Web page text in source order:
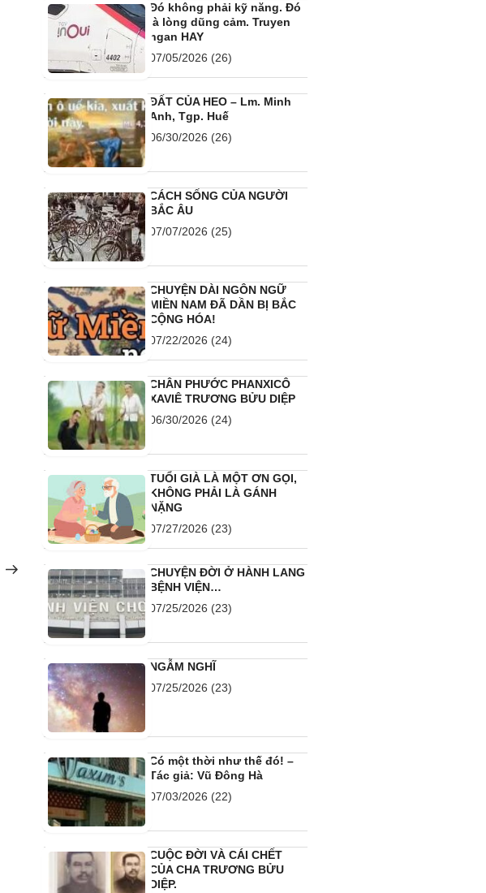
Đó không phải kỹ năng. Đó
là lòng dũng cảm. Truyen
ngan HAY
07/05/2026 (26)
ĐẤT CỦA HEO – Lm. Minh
Anh, Tgp. Huế
06/30/2026 (26)
CÁCH SỐNG CỦA NGƯỜI
BẮC ÂU
07/07/2026 (25)
CHUYỆN DÀI NGÔN NGỮ
MIỀN NAM ĐÃ DẦN BỊ BẮC
CỘNG HÓA!
07/22/2026 (24)
CHÂN PHƯỚC PHANXICÔ
XAVIÊ TRƯƠNG BỬU DIỆP
06/30/2026 (24)
TUỔI GIÀ LÀ MỘT ƠN GỌI,
KHÔNG PHẢI LÀ GÁNH
NẶNG
07/27/2026 (23)
CHUYỆN ĐỜI Ở HÀNH LANG
BỆNH VIỆN…
07/25/2026 (23)
NGẪM NGHĨ
07/25/2026 (23)
Có một thời như thế đó! –
Tác giả: Vũ Đông Hà
07/03/2026 (22)
CUỘC ĐỜI VÀ CÁI CHẾT
CỦA CHA TRƯƠNG BỬU
DIỆP.